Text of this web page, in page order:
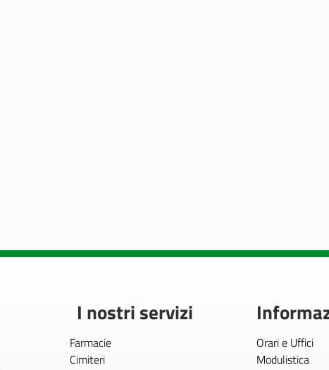
I nostri servizi
Farmacie
Cimiteri
Orari e Uffici
Modulistica